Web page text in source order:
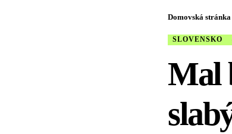
Domovská stránka
SLOVENSKO
Mal